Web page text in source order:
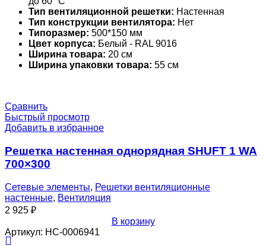
Тип вентиляционной решетки: Настенная
Тип конструкции вентилятора: Нет
Типоразмер: 500*150 мм
Цвет корпуса: Белый - RAL 9016
Ширина товара: 20 см
Ширина упаковки товара: 55 см
Сравнить
Быстрый просмотр
Добавить в избранное
Решетка настенная однорядная SHUFT 1 WA
700×300
Сетевые элементы, Решетки вентиляционные
настенные, Вентиляция
2 925 ₽
В корзину
Артикул: НС-0006941